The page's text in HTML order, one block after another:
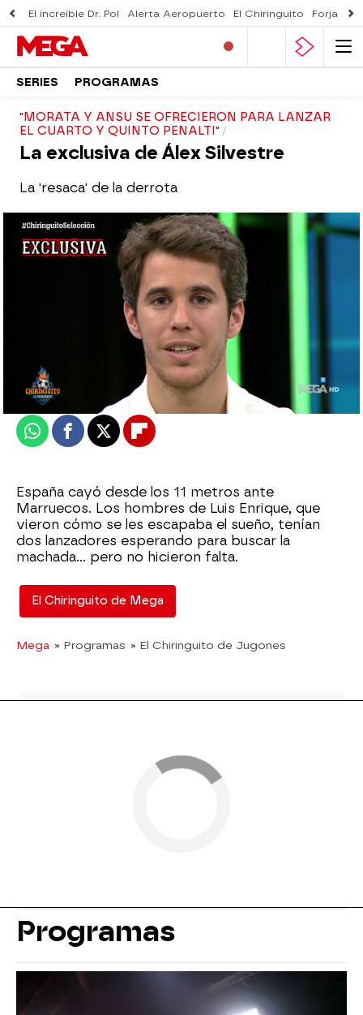
El increíble Dr. Pol Alerta Aeropuerto El Chiringuito Forjado
SERIES PROGRAMAS
"MORATA Y ANSU SE OFRECIERON PARA LANZAR
EL CUARTO Y QUINTO PENALTI"
La exclusiva de Álex Silvestre
La 'resaca' de la derrota
Actualizado:
08 de diciembre de 2022, 06:00
Publicado:
08 de diciembre de 2022, 01:30
WhatsappFacebook
X Flipboard
España cayó desde los 11 metros ante
Marruecos. Los hombres de Luis Enrique, que
vieron cómo se les escapaba el sueño, tenían
dos lanzadores esperando para buscar la
machada... pero no hicieron falta.
El Chiringuito de Mega
Mega » Programas » El Chiringuito de Jugones
Programas